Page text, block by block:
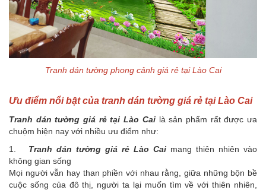
Tranh dán tường phong cảnh giá rẻ tại Lào Cai
Ưu điểm nổi bật của tranh dán tường giá rẻ tại Lào Cai
Tranh dán tường giá rẻ tại Lào Cailà sản phẩm rất được ưa
chuộm hiện nay với nhiều ưu điểm như:
1. Tranh dán tường giá rẻ Lào Cai mang thiên nhiên vào
không gian sống
Mọi người vẫn hay than phiền với nhau rằng, giữa những bộn bề
cuộc sống của đô thị, người ta lại muốn tìm về với thiên nhiên,